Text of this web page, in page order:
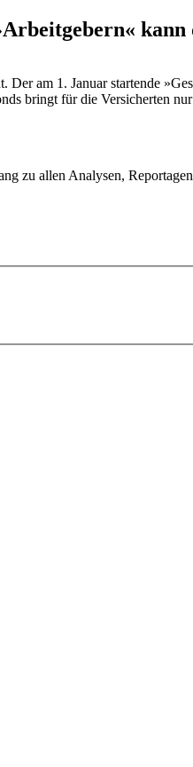
kann
am 1. Januar startende
bringt für die Versicherten
zu allen Analysen,